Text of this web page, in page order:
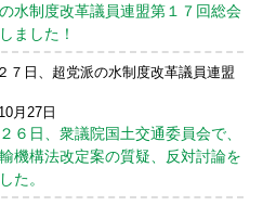
容は全部できませんでした。 ご覧 い
ば幸 ... 続きを読む →
水制度改革議員連盟第１７回総会
ました！
７日、超党派の水制度改革議員連盟
員とともに参加しました！ 水循環基
き、水循環基本計画（２０１５年度
９年度の５年間）ができました。こ
図っていく ...
月27日
６日、衆議院国土交通委員会で、
機構法改定案の質疑、反対討論を
た。